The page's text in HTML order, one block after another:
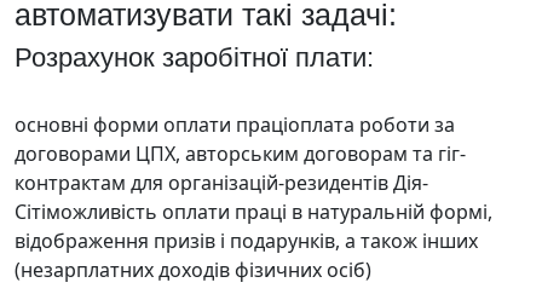
автоматизувати такі задачі:
Розрахунок заробітної плати:
основні форми оплати праціоплата роботи за
договорами ЦПХ, авторським договорам та гіг-
контрактам для організацій-резидентів Дія-
Сітіможливість оплати праці в натуральній формі,
відображення призів і подарунків, а також інших
(незарплатних доходів фізичних осіб)